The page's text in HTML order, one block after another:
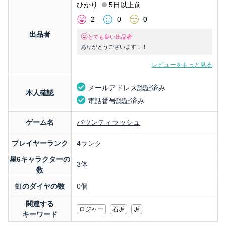
出品者
ひかり
5日以上前
2
0 0
とても良い出品者
ありがとうございます！！
レビューをもっと見る
本人確認
メールアドレス認証済み
電話番号認証済み
ゲーム名 バウンティラッシュ
プレイヤーランク
4ランク
星6キャラクターの
数
3体
虹のダイヤの数 0個
関連する
キーワード
ロジャー 石垢 垢